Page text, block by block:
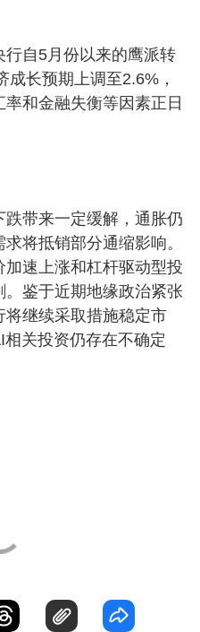
自5月份以来的鹰派转
长预期上调至2.6%，
和金融失衡等因素正日
带来一定缓解，通胀仍
将抵销部分通缩影响。
速上涨和杠杆驱动型投
鉴于近期地缘政治紧张
将继续采取措施稳定市
关投资仍存在不确定